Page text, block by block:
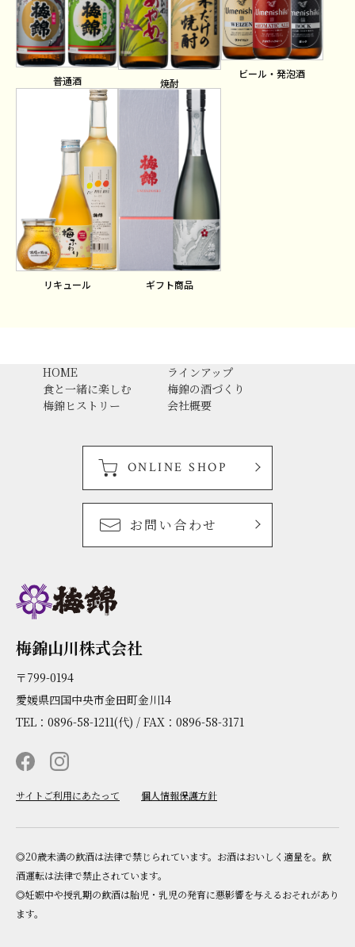
普通酒 焼酎
ビール・発泡酒
リキュール ギフト商品
梅錦山川株式会社
〒799-0194
愛媛県四国中央市金田町金川14
TEL：0896-58-1211(代) / FAX：0896-58-3171
サイトご利用にあたって 個人情報保護方針
HOME
ラインアップ
食と一緒に楽しむ
梅錦の酒づくり
梅錦ヒストリー
会社概要
ONLINE SHOP
お問い合わせ
◎20歳未満の飲酒は法律で禁じられています。お酒はおいしく適量を。飲
酒運転は法律で禁止されています。
◎妊娠中や授乳期の飲酒は胎児・乳児の発育に悪影響を与えるおそれがあり
ます。